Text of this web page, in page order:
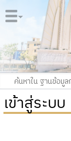
เข้าสู่ระบบ